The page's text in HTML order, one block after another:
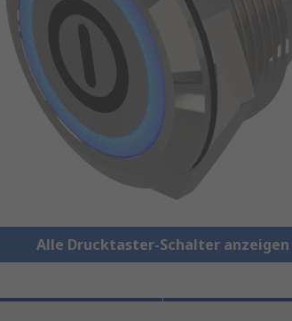
Alle Drucktaster-Schalter anzeigen